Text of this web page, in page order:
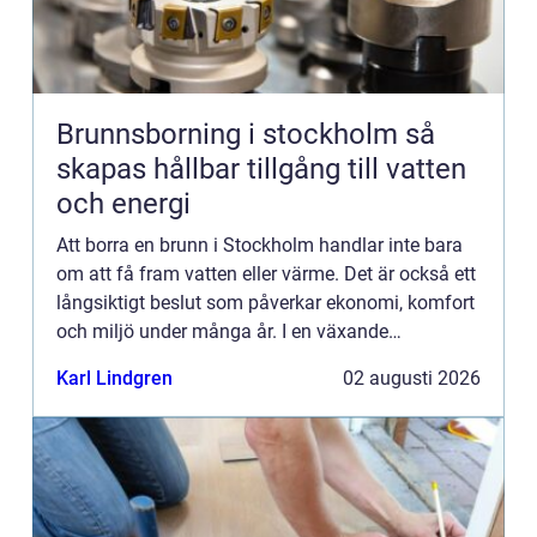
Brunnsborning i stockholm så
skapas hållbar tillgång till vatten
och energi
Att borra en brunn i Stockholm handlar inte bara
om att få fram vatten eller värme. Det är också ett
långsiktigt beslut som påverkar ekonomi, komfort
och miljö under många år. I en växande
berggrund och h...
Karl Lindgren 02 augusti 2026